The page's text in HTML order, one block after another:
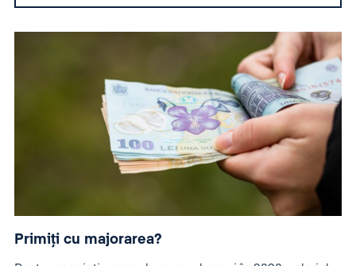
Primiți cu majorarea?